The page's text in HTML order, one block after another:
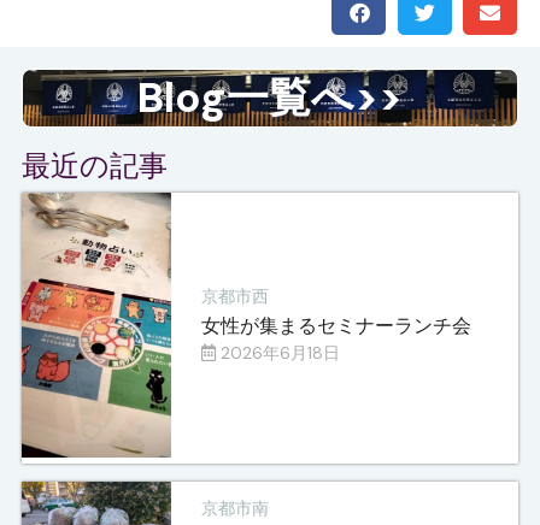
Blog一覧へ>>
最近の記事
京都市西
女性が集まるセミナーランチ会
2026年6月18日
京都市南